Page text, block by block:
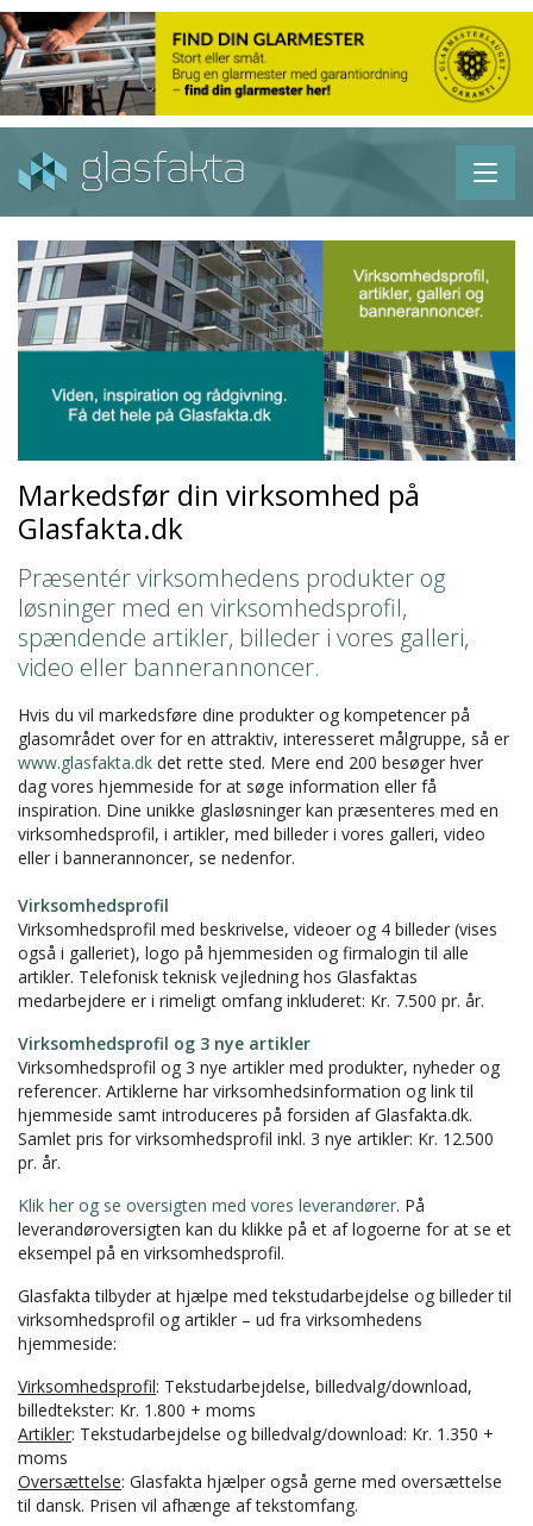
Markedsfør din virksomhed på
Glasfakta.dk
Præsentér virksomhedens produkter og
løsninger med en virksomhedsprofil,
spændende artikler, billeder i vores galleri,
video eller bannerannoncer.
Hvis du vil markedsføre dine produkter og kompetencer på
glasområdet over for en attraktiv, interesseret målgruppe, så er
www.glasfakta.dk det rette sted. Mere end 200 besøger hver
dag vores hjemmeside for at søge information eller få
inspiration. Dine unikke glasløsninger kan præsenteres med en
virksomhedsprofil, i artikler, med billeder i vores galleri, video
eller i bannerannoncer, se nedenfor.
Virksomhedsprofil
Virksomhedsprofil med beskrivelse, videoer og 4 billeder (vises
også i galleriet), logo på hjemmesiden og firmalogin til alle
artikler. Telefonisk teknisk vejledning hos Glasfaktas
medarbejdere er i rimeligt omfang inkluderet: Kr. 7.500 pr. år.
Virksomhedsprofil og 3 nye artikler
Virksomhedsprofil og 3 nye artikler med produkter, nyheder og
referencer. Artiklerne har virksomhedsinformation og link til
hjemmeside samt introduceres på forsiden af Glasfakta.dk.
Samlet pris for virksomhedsprofil inkl. 3 nye artikler: Kr. 12.500
pr. år.
Klik her og se oversigten med vores leverandører. På
leverandøroversigten kan du klikke på et af logoerne for at se et
eksempel på en virksomhedsprofil.
Glasfakta tilbyder at hjælpe med tekstudarbejdelse og billeder til
virksomhedsprofil og artikler – ud fra virksomhedens
hjemmeside:
Virksomhedsprofil: Tekstudarbejdelse, billedvalg/download,
billedtekster: Kr. 1.800 + moms
Artikler: Tekstudarbejdelse og billedvalg/download: Kr. 1.350 +
moms
Oversættelse: Glasfakta hjælper også gerne med oversættelse
til dansk. Prisen vil afhænge af tekstomfang.